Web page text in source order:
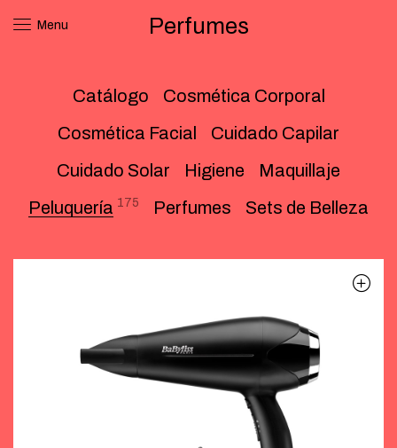
Menu Perfumes
Catálogo
Cosmética Corporal
Cosmética Facial
Cuidado Capilar
Cuidado Solar
Higiene
Maquillaje
Peluquería 175 Perfumes Sets de Belleza